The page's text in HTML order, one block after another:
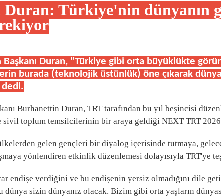
Duran: Türkiye'nin dünyanın
Başkanı Duran, "Türkiye gibi orta büyüklükte
burada (teknolojik üstünlük) öne çıkarak
dedi.
Burhanettin Duran, TRT tarafından bu yıl beşincisi
toplum temsilcilerinin bir araya geldiği NEXT TRT
gelen gençleri bir diyalog içerisinde tutmaya,
yönlendiren etkinlik düzenlemesi dolayısıyla TRT'ye
endişe verdiğini ve bu endişenin yersiz olmadığını dile
sizin dünyanız olacak. Bizim gibi orta yaşların